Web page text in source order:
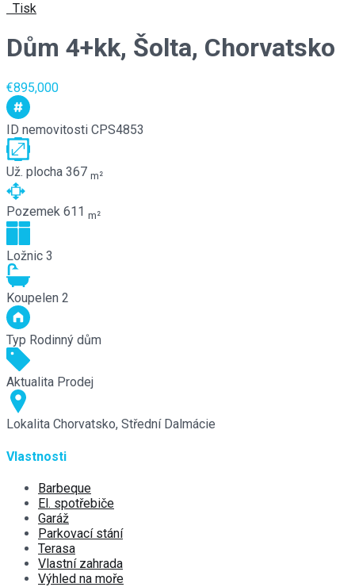
Tisk
Dům 4+kk, Šolta, Chorvatsko
€895,000
ID nemovitosti CPS4853
Už. plocha 367 m²
Pozemek 611 m²
Ložnic 3
Koupelen 2
Typ Rodinný dům
Aktualita Prodej
Lokalita Chorvatsko, Střední Dalmácie
Vlastnosti
Barbeque
El. spotřebiče
Garáž
Parkovací stání
Terasa
Vlastní zahrada
Výhled na moře